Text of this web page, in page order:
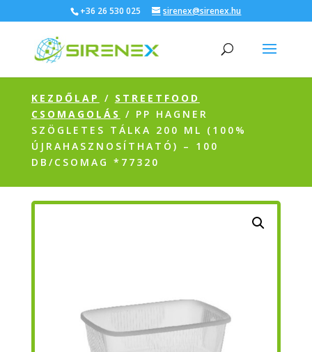
+36 26 530 025 sirenex@sirenex.hu
KEZDŐLAP / STREETFOOD
CSOMAGOLÁS / PP HAGNER
SZÖGLETES TÁLKA 200 ML (100%
ÚJRAHASZNOSÍTHATÓ) – 100
DB/CSOMAG *77320